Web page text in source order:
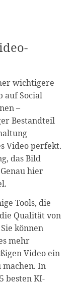
wichtigere
auf Social
–
Bestandteil
Video perfekt.
das Bild
hier
Tools, die
Qualität von
können
mehr
Video ein
machen. In
besten KI-